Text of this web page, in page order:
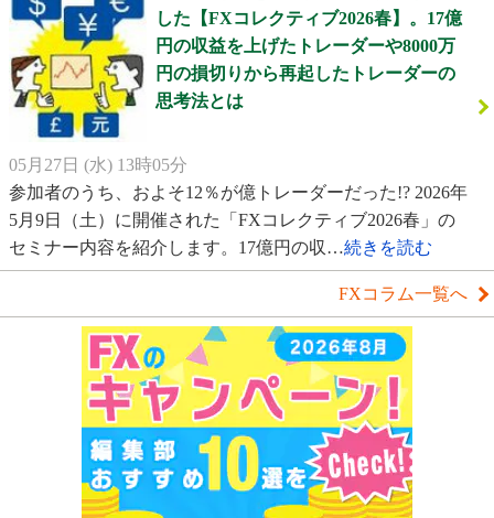
した【FXコレクティブ2026春】。17億
円の収益を上げたトレーダーや8000万
円の損切りから再起したトレーダーの
思考法とは
05月27日 (水) 13時05分
参加者のうち、およそ12％が億トレーダーだった!? 2026年
5月9日（土）に開催された「FXコレクティブ2026春」の
セミナー内容を紹介します。17億円の収…続きを読む
FXコラム一覧へ